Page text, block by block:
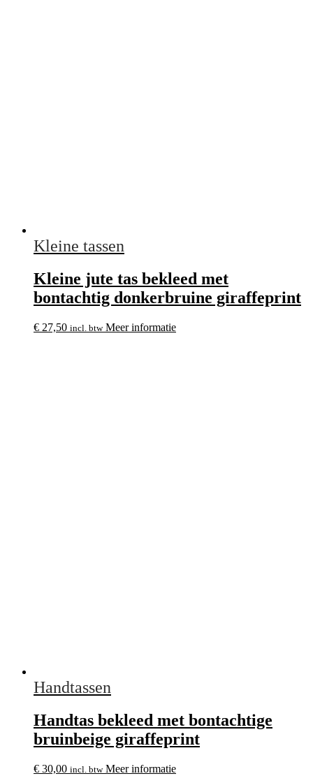
Kleine tassen
Kleine jute tas bekleed met
bontachtig donkerbruine giraffeprint
€ 27,50 incl. btw Meer informatie
Handtassen
Handtas bekleed met bontachtige
bruinbeige giraffeprint
€ 30,00 incl. btw Meer informatie